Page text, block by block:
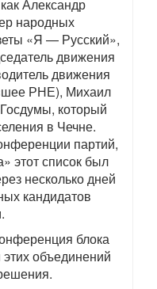
Александр
народных
«Я — Русский»,
движения
движения
РНЕ), Михаил
который
в Чечне.
партий,
этот список был
несколько дней
кандидатов
блока
объединений